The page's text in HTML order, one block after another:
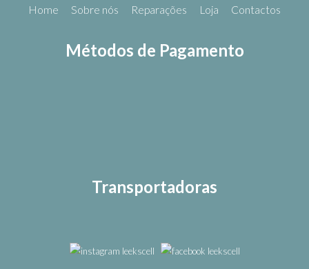
Home Sobre nós Reparações Loja Contactos
Métodos de Pagamento
Transportadoras